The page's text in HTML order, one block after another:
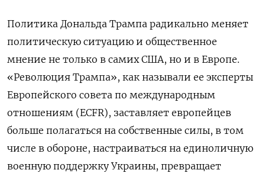
Политика Дональда Трампа радикально меняет
политическую ситуацию и общественное
мнение не только в самих США, но и в Европе.
«Революция Трампа», как называли ее эксперты
Европейского совета по международным
отношениям (ECFR), заставляет европейцев
больше полагаться на собственные силы, в том
числе в обороне, настраиваться на единоличную
военную поддержку Украины, превращает